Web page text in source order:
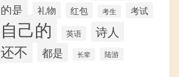
的是 礼物 红包 考生 考试
自己的 英语 诗人
还不 都是 长辈 陆游